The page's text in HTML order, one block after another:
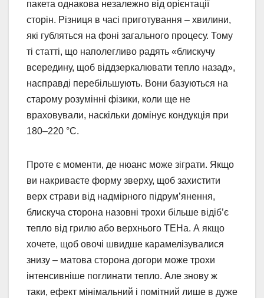
пакета однакова незалежно від орієнтації
сторін. Різниця в часі приготування – хвилини,
які губляться на фоні загального процесу. Тому
ті статті, що наполегливо радять «блискучу
всередину, щоб віддзеркалювати тепло назад»,
насправді перебільшують. Вони базуються на
старому розумінні фізики, коли ще не
враховували, наскільки домінує кондукція при
180–220 °C.
Проте є моменти, де нюанс може зіграти. Якщо
ви накриваєте форму зверху, щоб захистити
верх страви від надмірного підрум’янення,
блискуча сторона назовні трохи більше відіб’є
тепло від грилю або верхнього ТЕНа. А якщо
хочете, щоб овочі швидше карамелізувалися
знизу – матова сторона догори може трохи
інтенсивніше поглинати тепло. Але знову ж
таки, ефект мінімальний і помітний лише в дуже